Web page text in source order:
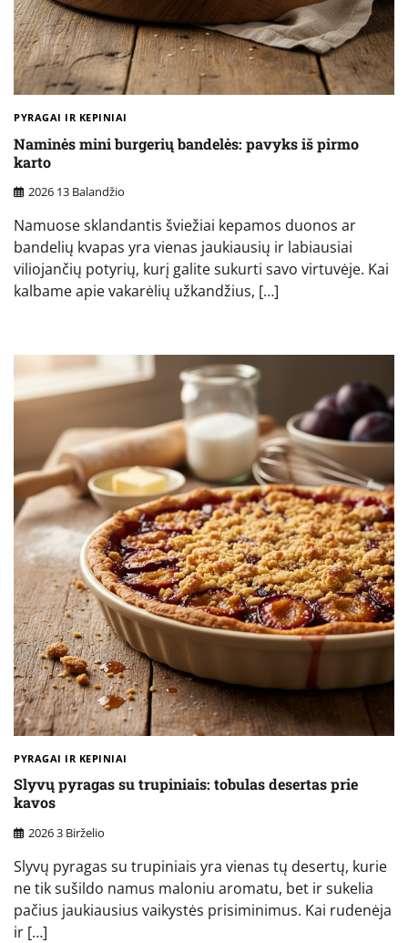
PYRAGAI IR KEPINIAI
Naminės mini burgerių bandelės: pavyks iš pirmo
karto
2026 13 Balandžio
Namuose sklandantis šviežiai kepamos duonos ar
bandelių kvapas yra vienas jaukiausių ir labiausiai
viliojančių potyrių, kurį galite sukurti savo virtuvėje. Kai
kalbame apie vakarėlių užkandžius, […]
PYRAGAI IR KEPINIAI
Slyvų pyragas su trupiniais: tobulas desertas prie
kavos
2026 3 Birželio
Slyvų pyragas su trupiniais yra vienas tų desertų, kurie
ne tik sušildo namus maloniu aromatu, bet ir sukelia
pačius jaukiausius vaikystės prisiminimus. Kai rudenėja
ir […]